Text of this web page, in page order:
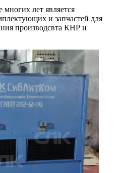
лет является
и запчастей для
производсвта КНР и